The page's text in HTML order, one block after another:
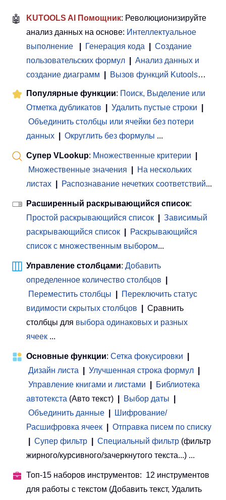
🤖 KUTOOLS AI Помощник: Революционизируйте
анализ данных на основе: Интеллектуальное
выполнение
Генерация кода
Создание
пользовательских формул
Анализ данных и
создание диаграмм
Вызов функций Kutools…
Популярные функции: Поиск, Выделение или
Отметка дубликатов
Удалить пустые строки
Объединить столбцы или ячейки без потери
данных
Округлить без формулы ...
Супер VLookup: Множественные критерии
Множественные значения
На нескольких
листах
Распознавание нечетких соответствий...
Расширенный раскрывающийся список:
Простой раскрывающийся список
Зависимый
раскрывающийся список
Раскрывающийся
список с множественным выбором...
Управление столбцами: Добавить
определенное количество столбцов
Переместить столбцы
Переключить статус
видимости скрытых столбцов
Сравнить
столбцы для выбора одинаковых и разных
ячеек ...
Основные функции: Сетка фокусировки
Дизайн листа
Улучшенная строка формул
Управление книгами и листами
Библиотека
автотекста (Авто текст) Выбор даты
Объединить данные
Шифрование/
Расшифровка ячеек
Отправка писем по списку
Супер фильтр Специальный фильтр (фильтр
жирного/курсивного/зачеркнутого текста...) ...
Топ-15 наборов инструментов: 12 инструментов
для работы с текстом (Добавить текст, Удалить